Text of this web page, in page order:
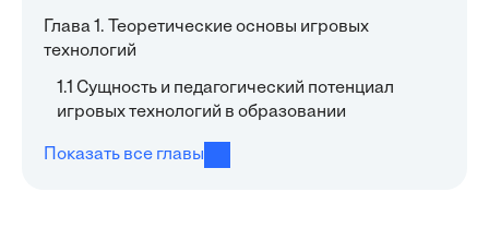
Глава 1. Теоретические основы игровых
технологий
1.1 Сущность и педагогический потенциал
игровых технологий в образовании
Показать все главы